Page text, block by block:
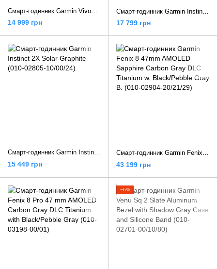
14 999 грн 17 799 грн
Смарт-годинник Garmin Instinct 2X Solar Graphite (010-02805-10/00/24)
15 449 грн
Смарт-годинник Garmin Fenix 8 47mm AMOLED Sapphire Carbon Gray DLC Titanium w. Black/Pebble Gray B. (010-02904-20/21/29)
43 199 грн
−6%